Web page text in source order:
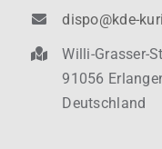
dispo@kde-
Willi-Grasser-
91056
Deutschland